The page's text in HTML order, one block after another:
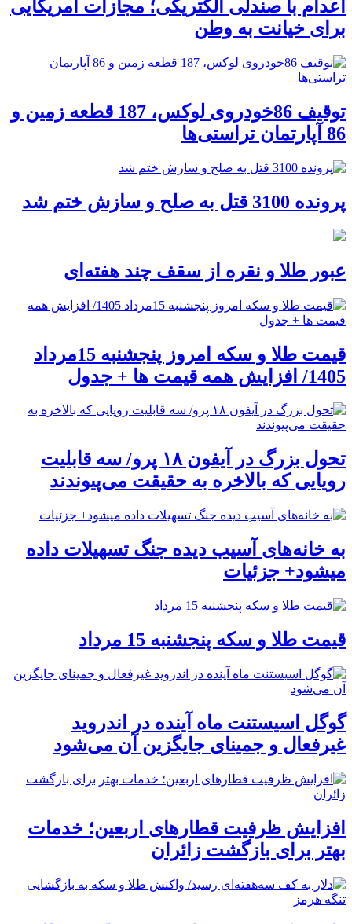
اعدام با صندلی الکتریکی؛ مجازات آمریکایی
برای خیانت به وطن
توقیف 86خودروی لوکس، 187 قطعه زمین و
86 آپارتمان تراستی‌ها
پرونده 3100 قتل به صلح و سازش ختم شد
عبور طلا و نقره از سقف چند هفته‌ای
قیمت طلا و سکه امروز پنجشنبه 15مرداد
1405/ افزایش همه قیمت ها + جدول
تحول بزرگ در آیفون ۱۸ پرو/ سه قابلیت
رویایی که بالاخره به حقیقت می‌پیوندند
به خانه‌های آسیب دیده جنگ تسهیلات داده
میشود+ جزئیات
قیمت طلا و سکه پنجشنبه 15 مرداد
گوگل اسیستنت ماه آینده در اندروید
غیرفعال و جمینای جایگزین آن می‌شود
افزایش ظرفیت قطارهای اربعین؛ خدمات
بهتر برای بازگشت زائران